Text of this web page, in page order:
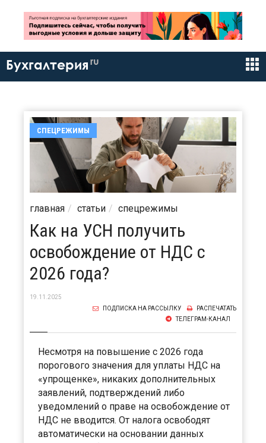
Бухгалтерия ru
СПЕЦРЕЖИМЫ
главная статьи спецрежимы
Как на УСН получить
освобождение от НДС с
2026 года?
19.11.2025
РАСПЕЧАТАТЬ
ПОДПИСКА НА РАССЫЛКУ
ТЕЛЕГРАМ-КАНАЛ
Несмотря на повышение с 2026 года
порогового значения для уплаты НДС на
«упрощенке», никаких дополнительных
заявлений, подтверждений либо
уведомлений о праве на освобождение от
НДС не вводится. От налога освободят
автоматически на основании данных